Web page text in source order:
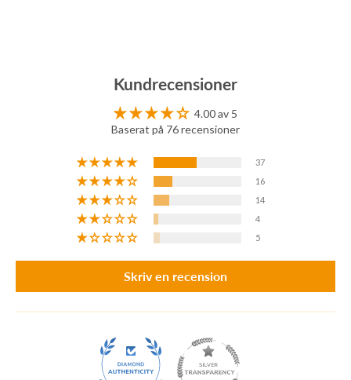
Kundrecensioner
4.00 av 5
Baserat på 76 recensioner
37
16
14
4
5
Skriv en recension